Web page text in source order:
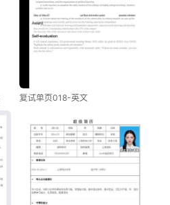
复试单页018-英文